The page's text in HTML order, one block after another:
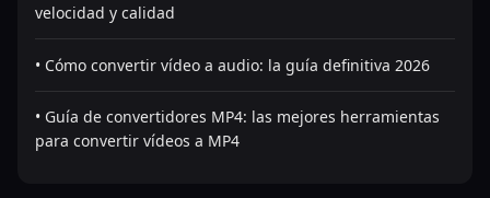
velocidad y calidad
• Cómo convertir vídeo a audio: la guía definitiva 2026
• Guía de convertidores MP4: las mejores herramientas
para convertir vídeos a MP4